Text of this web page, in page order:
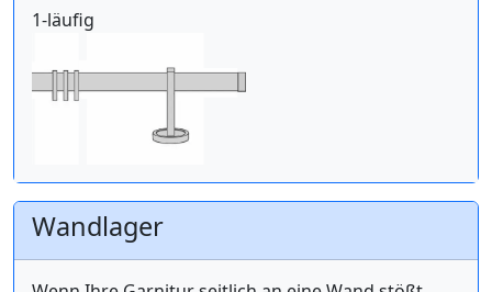
1-läufig
Wandlager